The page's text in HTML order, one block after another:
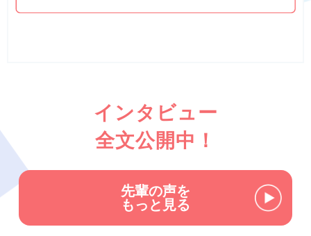
インタビュー
全文公開中！
先輩の声を
もっと見る